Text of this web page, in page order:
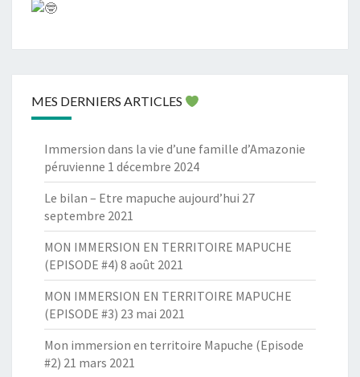
MES DERNIERS ARTICLES
Immersion dans la vie d’une famille d’Amazonie
péruvienne 1 décembre 2024
Le bilan – Etre mapuche aujourd’hui 27
septembre 2021
MON IMMERSION EN TERRITOIRE MAPUCHE
(EPISODE #4) 8 août 2021
MON IMMERSION EN TERRITOIRE MAPUCHE
(EPISODE #3) 23 mai 2021
Mon immersion en territoire Mapuche (Episode
#2) 21 mars 2021